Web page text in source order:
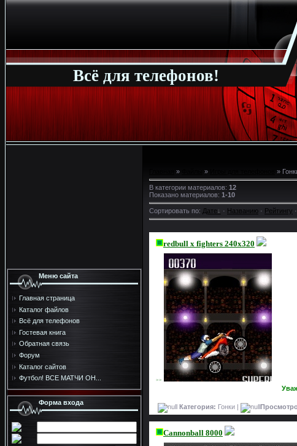
Всё для телефонов!
Меню сайта
Главная страница
Каталог файлов
Всё для телефонов
Гостевая книга
Обратная связь
Форум
Каталог сайтов
Футбол! ВСЕ МАТЧИ ОН...
Форма входа
» » »
В категории материалов: 12
Показано материалов: 1-10
Сортировать по: Дате · Названию · Рейтингу ·
redbull x fighters 240x320
>>
Категория: Гонки |
Cannonball 8000